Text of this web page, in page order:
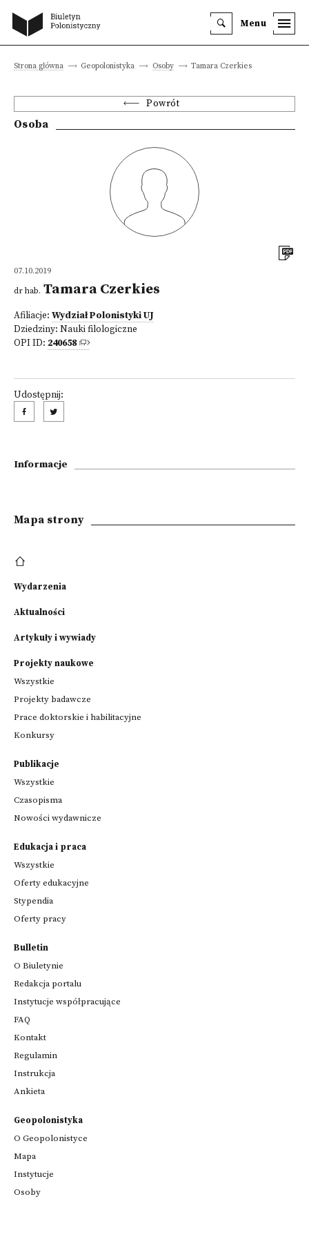
Menu
Strona główna Geopolonistyka Osoby Tamara Czerkies
Powrót
Osoba
07.10.2019
dr hab. Tamara Czerkies
Afiliacje: Wydział Polonistyki UJ
Dziedziny: Nauki filologiczne
OPI ID: 240658
Udostępnij:
Informacje
Mapa strony
Wydarzenia
Aktualności
Artykuły i wywiady
Projekty naukowe
Wszystkie
Projekty badawcze
Prace doktorskie i habilitacyjne
Konkursy
Publikacje
Wszystkie
Czasopisma
Nowości wydawnicze
Edukacja i praca
Wszystkie
Oferty edukacyjne
Stypendia
Oferty pracy
Bulletin
O Biuletynie
Redakcja portalu
Instytucje współpracujące
FAQ
Kontakt
Regulamin
Instrukcja
Ankieta
Geopolonistyka
O Geopolonistyce
Mapa
Instytucje
Osoby